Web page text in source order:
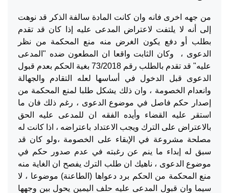
من جهه اخرى فانه وان كانت المادة سالفة الذكر قد نوهت
إلى أنه لا يلتفت لاعتراض المدعى عليه إذا كان قد تقدم
بطلب أو دفع يكون الغرض منه منع المحكمة من نظر
الدعوى ، وكان الثابت واقعا ان المطعون ضده "المدعى
عليه" قد تقدم بالطلب رقم 73/2018 بغية الحكم بعدم قبول
الدعوى قبل الدخول في أساسها لعله التقادم والجهالة
وانعدام الخصومة ، وان ذلك يشكل طلبا لمنع المحكمة من
إصدار حكم فاصل في موضوع الدعوى ، رغم ذلك فان ما
استقر عليه القضاء وأيده الفقه ان للمدعى عليه الحق
بالاعتراض على الترك ويجب الاعتداد باعتراضه ، اذا كانت له
مصلحة مشروعة في الإبقاء على الخصومة ،ولو كان قد
سبق له إبداء ما ينم عن رغبته في عدم صدور حكم في
موضوع الدعوى ، ناهيك ان طلب الترك يفصح ان الغاية منه
منع المحكمة من الحكم برد دعواها (الطاعنة) موضوعا ، لا
سيما وان قبول المدعى عليه حلف اليمين يحول بين وجهها